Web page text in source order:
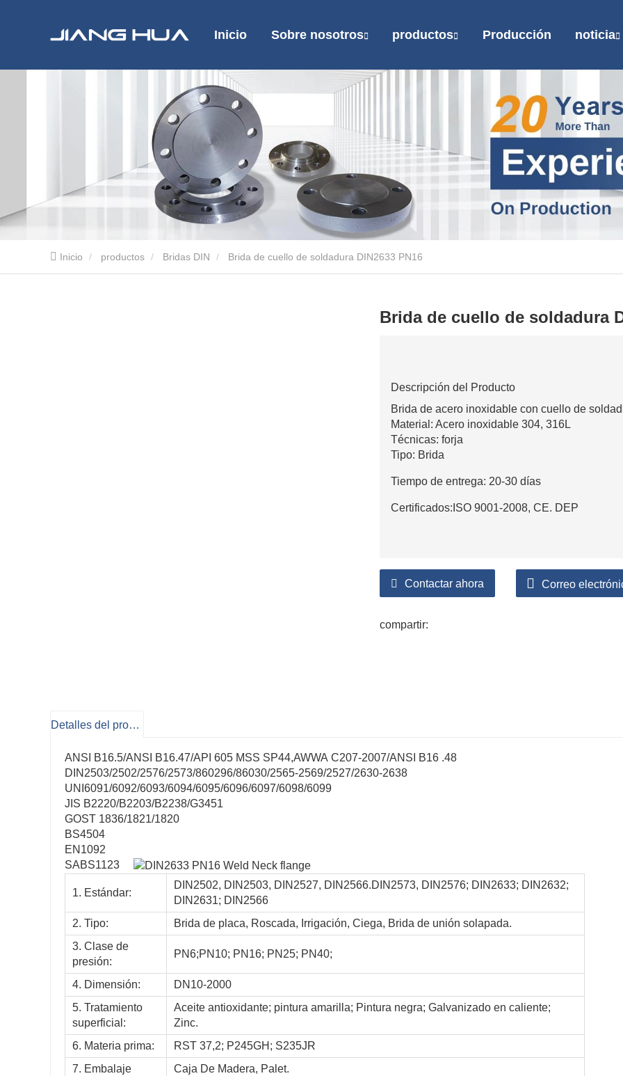
Inicio Sobre nosotros productos Producción noticia
Inicio productos Bridas DIN Brida de cuello de soldadura DIN2633 PN16
Brida de cuello de soldadura
Descripción del Producto
Brida de acero inoxidable con cuello de
Material: Acero inoxidable 304, 316L
Técnicas: forja
Tipo: Brida
Tiempo de entrega: 20-30 días
Certificados:ISO 9001-2008, CE. DEP
Contactar ahora Correo
compartir:
Detalles del producto
ANSI B16.5/ANSI B16.47/API 605 MSS SP44,AWWA C207-2007/ANSI B16 .48
DIN2503/2502/2576/2573/860296/86030/2565-2569/2527/2630-2638
UNI6091/6092/6093/6094/6095/6096/6097/6098/6099
JIS B2220/B2203/B2238/G3451
GOST 1836/1821/1820
BS4504
EN1092
SABS1123
1. Estándar:
DIN2502, DIN2503, DIN2527, DIN2566.DIN2573, DIN2576; DIN2633; DIN2632;
DIN2631; DIN2566
2. Tipo:
Brida de placa, Roscada, Irrigación, Ciega, Brida de unión solapada.
3. Clase de
presión:
PN6;PN10; PN16; PN25; PN40;
4. Dimensión:
DN10-2000
5. Tratamiento
superficial:
Aceite antioxidante; pintura amarilla; Pintura negra; Galvanizado en caliente;
Zinc.
6. Materia prima:
RST 37,2; P245GH; S235JR
7. Embalaje
Caja De Madera, Palet.